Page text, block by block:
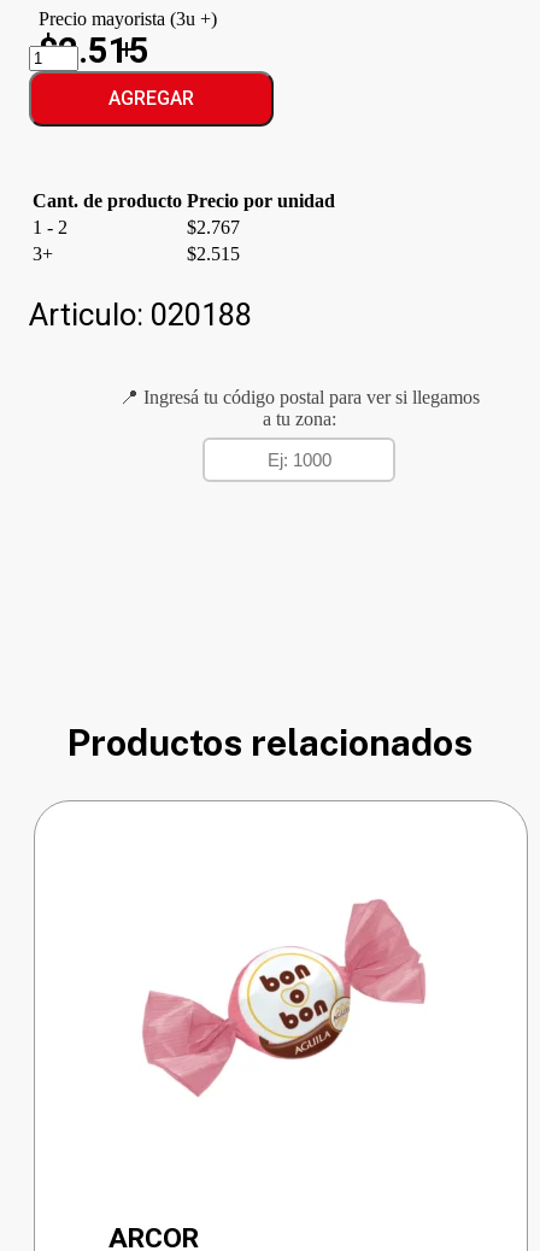
Precio mayorista (3u +)
$2.515
LA
GALLINA
COQUITA
cantidad
AGREGAR
Cant. de producto Precio por unidad
1 - 2
$2.767
3+
$2.515
Articulo: 020188
📍 Ingresá tu código postal para ver si llegamos
a tu zona:
Productos relacionados
ARCOR